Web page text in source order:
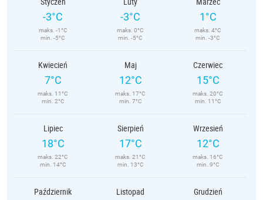
-3°C
maks. -1°C
min. -5°C
-3°C
maks. 0°C
min. -5°C
1°C
maks. 4°C
min. -3°C
Kwiecień
7°C
maks. 11°C
min. 2°C
Maj
12°C
maks. 17°C
min. 7°C
Czerwiec
15°C
maks. 20°C
min. 11°C
Lipiec
18°C
maks. 22°C
min. 14°C
Sierpień
17°C
maks. 21°C
min. 13°C
Wrzesień
12°C
maks. 16°C
min. 9°C
Październik Listopad Grudzień